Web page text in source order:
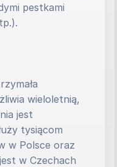
pestkami
wieloletnią,
jest
tysiącom
w Polsce oraz
w Czechach